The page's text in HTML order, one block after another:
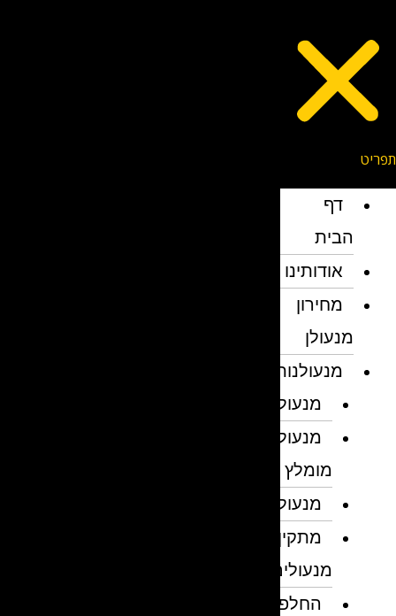
דף
הבית
אודותינו
מחירון
מנעולן
מנעולנות
מנעולן
מנעולן
מומלץ
מנעולנים
מתקין
מנעולים
החלפת